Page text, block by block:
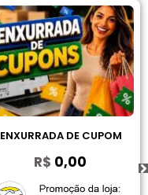
ENXURRADA DE CUPOM
R$ 0,00